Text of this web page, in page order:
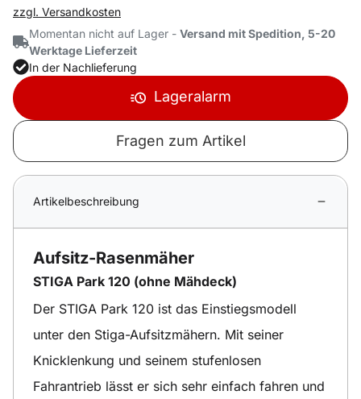
zzgl. Versandkosten
Momentan nicht auf Lager - Versand mit Spedition, 5-20
Werktage Lieferzeit
In der Nachlieferung
Lageralarm
Fragen zum Artikel
Artikelbeschreibung
Aufsitz-Rasenmäher
STIGA Park 120 (ohne Mähdeck)
Der STIGA Park 120 ist das Einstiegsmodell
unter den Stiga-Aufsitzmähern. Mit seiner
Knicklenkung und seinem stufenlosen
Fahrantrieb lässt er sich sehr einfach fahren und